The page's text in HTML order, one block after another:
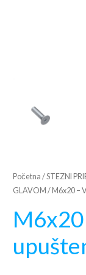
Početna /STEZNI
GLAVOM / M6x20 –